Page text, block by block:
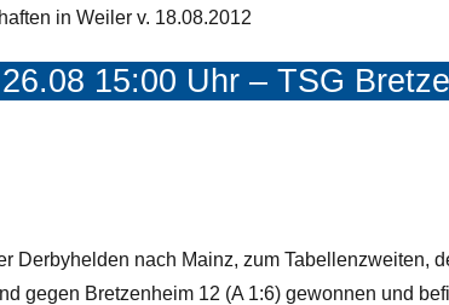
in Weiler v. 18.08.2012
15:00 Uhr – TSG
Derbyhelden nach Mainz, zum Tabellenzweiten,
gegen Bretzenheim 12 (A 1:6) gewonnen und